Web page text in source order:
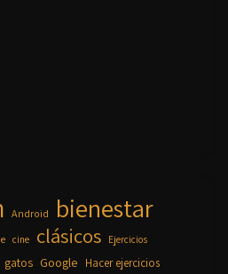
Android bienestar
cine clásicos Ejercicios
gatos Google Hacer ejercicios